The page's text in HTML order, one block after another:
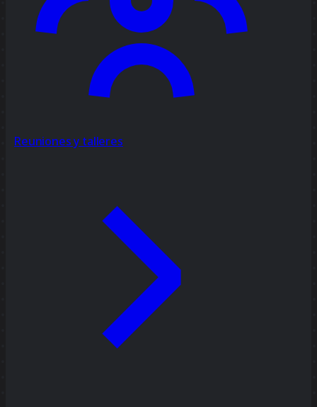
Reuniones y talleres